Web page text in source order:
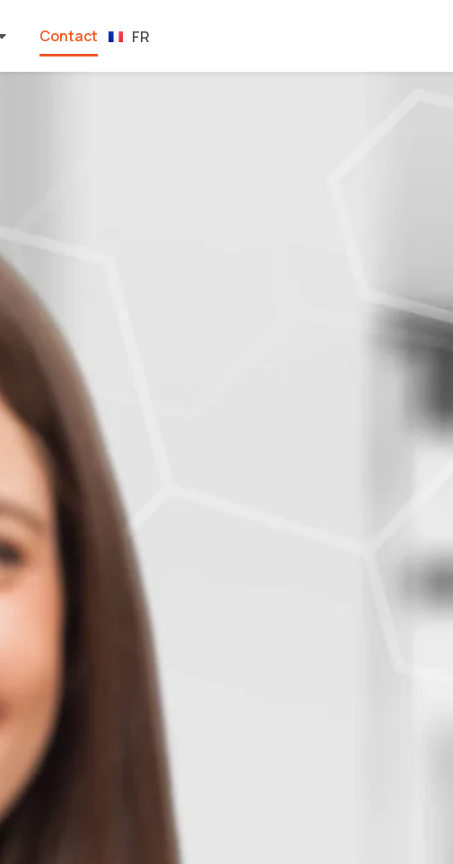
Contact FR
ES